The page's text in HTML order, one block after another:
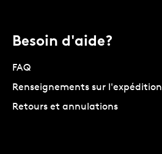
Besoin d'aide?
FAQ
Renseignements sur l'expédition
Retours et annulations